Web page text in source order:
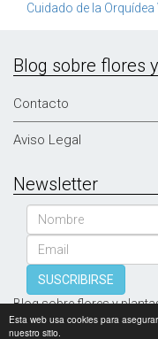
Esta web usa cookies para
nuestro sitio.
Cuidado de la
Blog sobre flores
Contacto
Aviso Legal
Newsletter
Nombre
Email
SUSCRIBIRSE
Blog sobre flores y